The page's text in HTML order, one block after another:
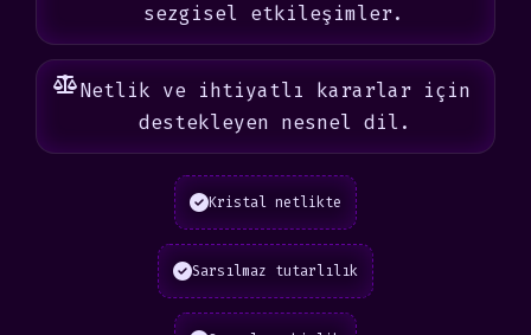
sezgisel etkileşimler.
Netlik ve ihtiyatlı kararlar için
destekleyen nesnel dil.
Kristal netlikte
Sarsılmaz tutarlılık